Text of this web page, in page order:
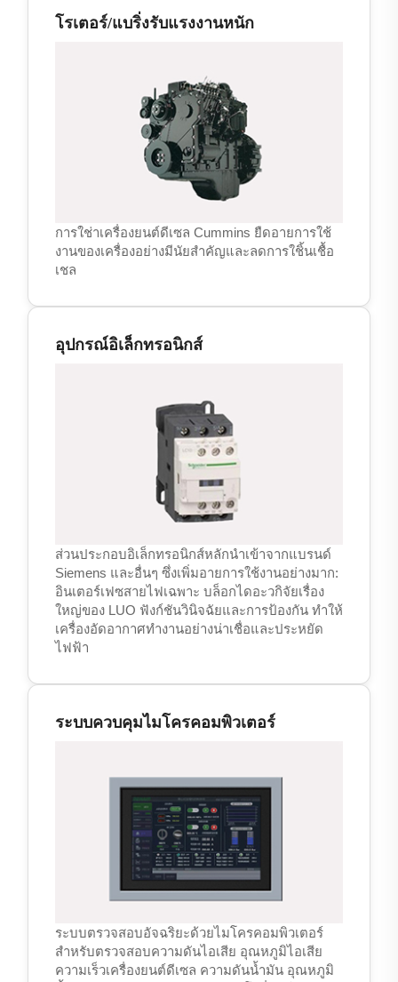
โรเตอร์/แบริ่งรับแรงงานหนัก
การใช่าเครื่องยนต์ดีเซล Cummins ยืดอายการใช้
งานของเครื่องอย่างมีนัยสำคัญและลดการใชิ้นเชื้อ
เชล
อุปกรณ์อิเล็กทรอนิกส์
ส่วนประกอบอิเล็กทรอนิกส์หลักนำเข้าจากแบรนด์
Siemens และอื่นๆ ซึ่งเพิ่มอายการใช้งานอย่างมาก:
อินเตอร์เฟซสายไฟเฉพาะ บล็อกไดอะวกิจัยเรื่อง
ใหญ่ของ LUO ฟังก์ชันวินิจฉัยและการป้องกัน ทำให้
เครื่องอัดอากาศทำงานอย่างน่าเชื่อและประหยัด
ไฟฟ้า
ระบบควบคุมไมโครคอมพิวเตอร์
ระบบตรวจสอบอัจฉริยะด้วยไมโครคอมพิวเตอร์
สำหรับตรวจสอบความดันไอเสีย อุณหภูมิไอเสีย
ความเร็วเครื่องยนต์ดีเซล ความดันน้ำมัน อุณหภูมิ